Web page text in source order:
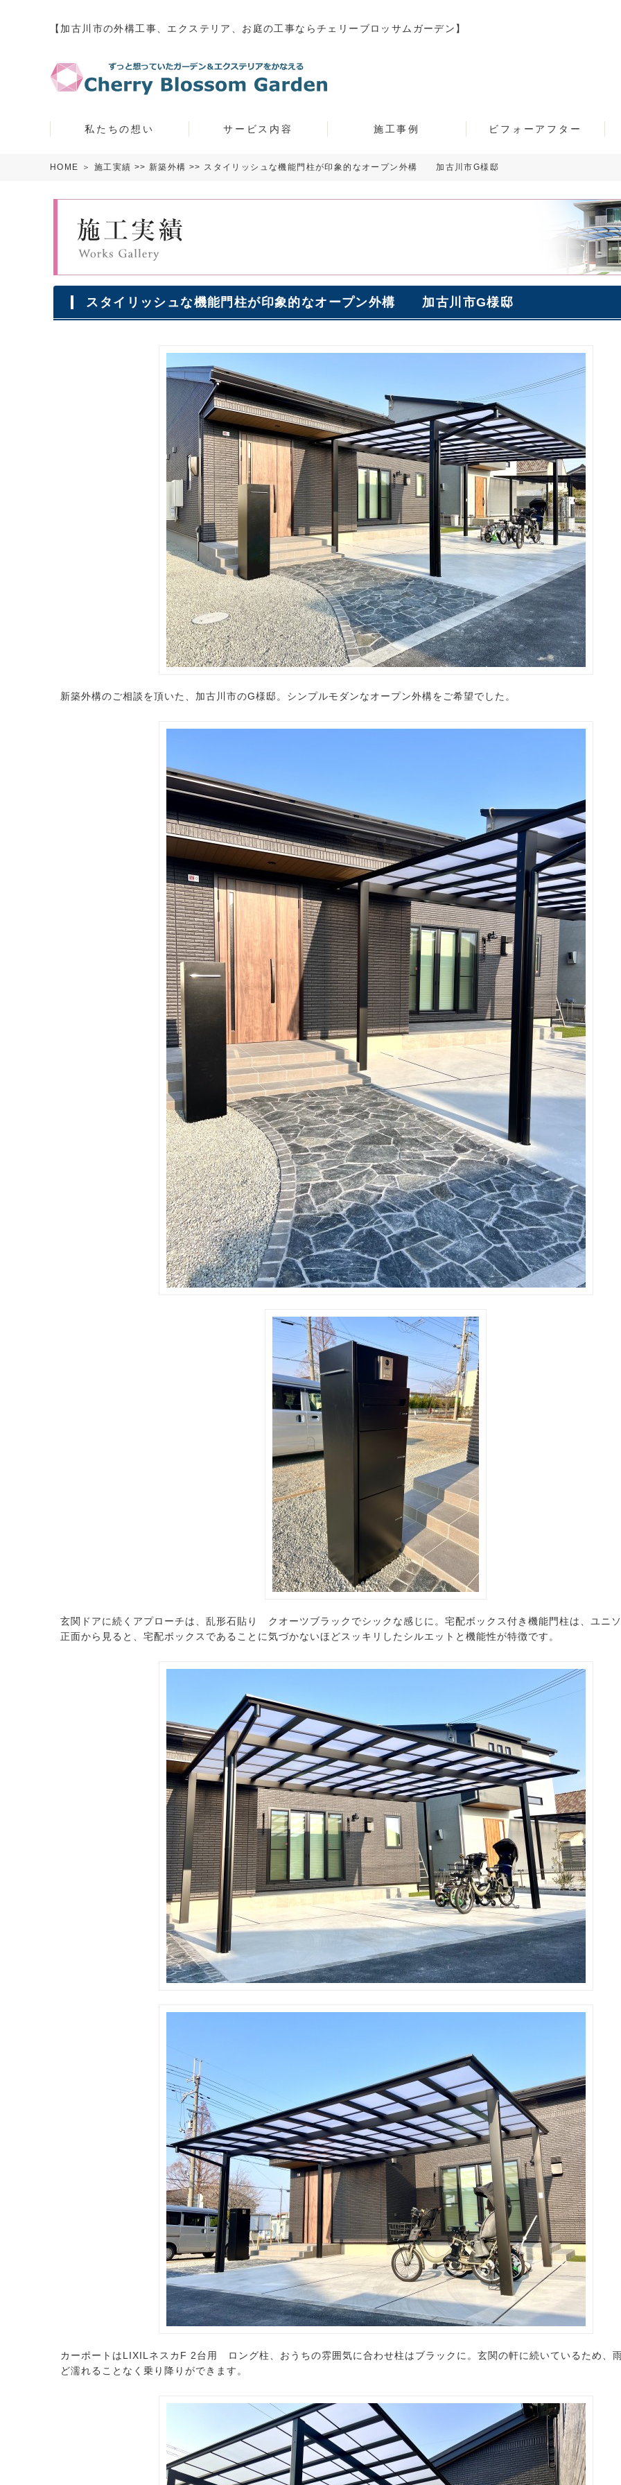
【加古川市の外構工事、エクステリア、お庭の工事ならチェリーブロッサムガーデン】
私たちの想い サービス内容 施工事例 ビフォーアフター
HOME ＞ 施工実績 >> 新築外構 >> スタイリッシュな機能門柱が印象的なオープン外構 加古川市G様邸
スタイリッシュな機能門柱が印象的なオープン外構 加古川市G様邸
新築外構のご相談を頂いた、加古川市のG様邸。シンプルモダンなオープン外構をご希望でした。
玄関ドアに続くアプローチは、乱形石貼り クオーツブラックでシックな感じに。宅配ボックス付き機能門柱は、ユニ
正面から見ると、宅配ボックスであることに気づかないほどスッキリしたシルエットと機能性が特徴です。
カーポートはLIXILネスカF 2台用 ロング柱、おうちの雰囲気に合わせ柱はブラックに。玄関の軒に続いているため、
ど濡れることなく乗り降りができます。